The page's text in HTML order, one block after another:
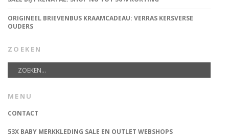
ORIGINEEL BRIEVENBUS KRAAMCADEAU: VERRAS KERSVERSE
OUDERS
ZOEKEN
MENU
CONTACT
53X BABY MERKKLEDING SALE EN OUTLET WEBSHOPS